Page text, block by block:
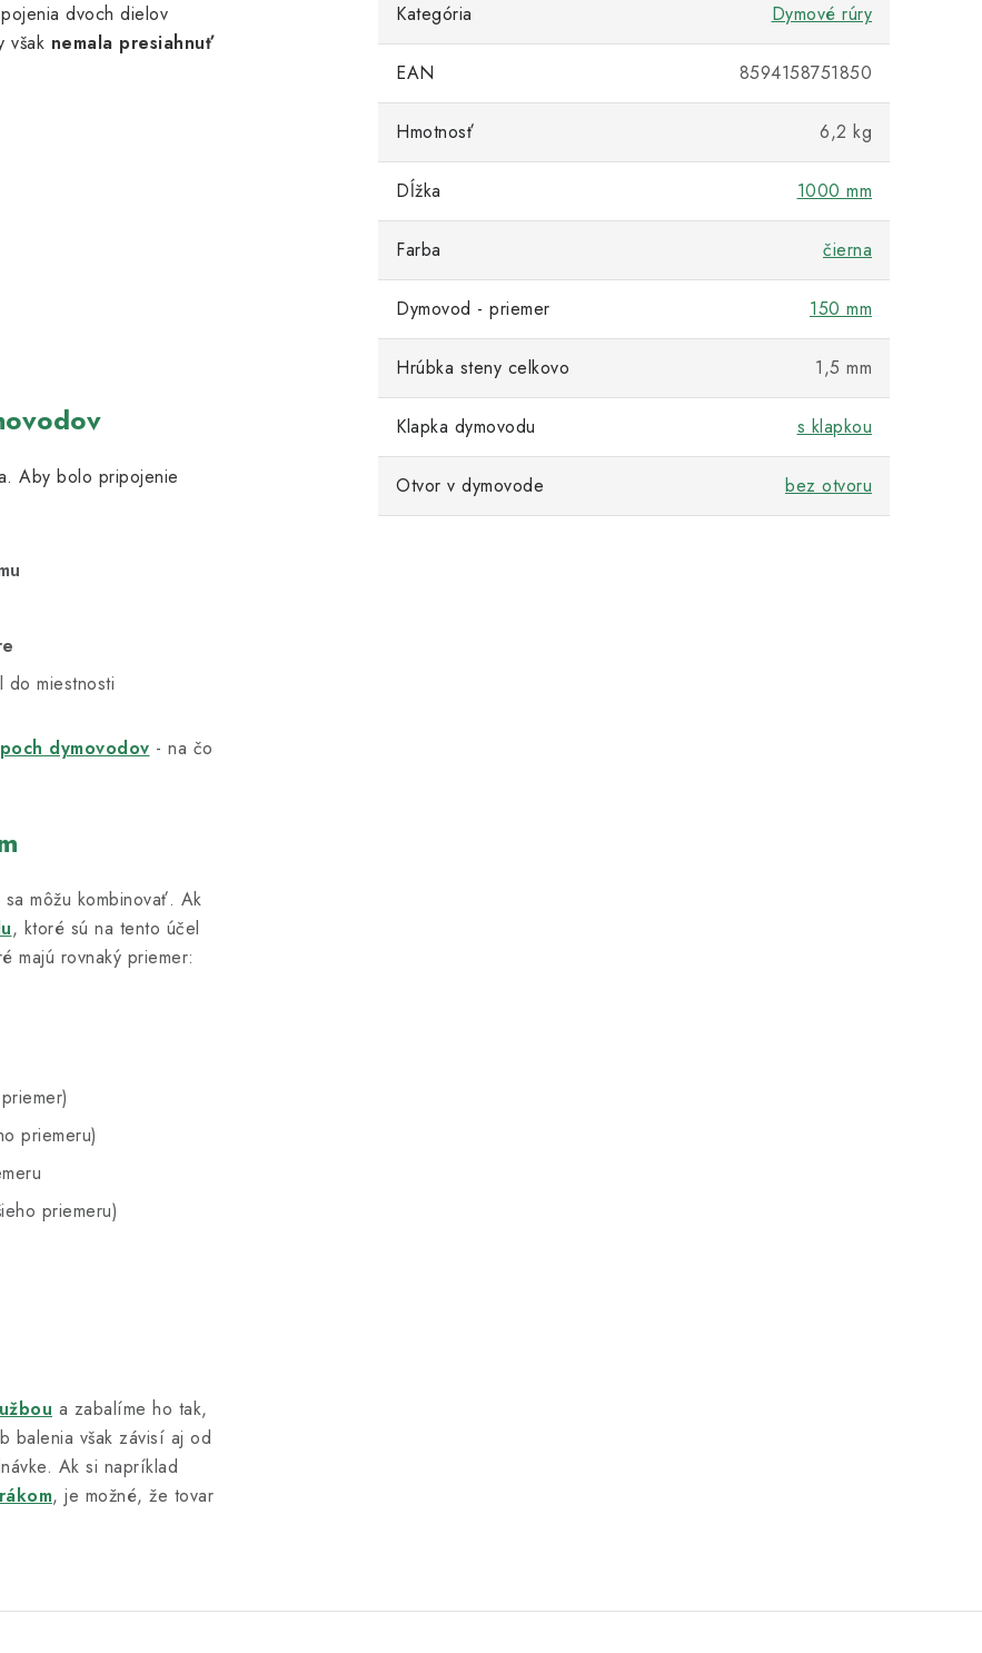
dvoch dielov
však nemala presiahnuť
Aby bolo pripojenie
do miestnosti
dymovodov - na čo
môžu kombinovať. Ak
, ktoré sú na tento účel
majú rovnaký priemer:
priemeru)
priemeru)
a zabalíme ho tak,
balenia však závisí aj od
Ak si napríklad
, je možné, že tovar
Kategória Dymové rúry
EAN 8594158751850
Hmotnosť 6,2 kg
Dĺžka 1000 mm
Farba čierna
Dymovod - priemer 150 mm
Hrúbka steny celkovo 1,5 mm
Klapka dymovodu s klapkou
Otvor v dymovode bez otvoru